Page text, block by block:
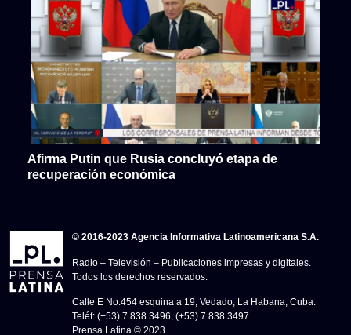
Afirma Putin que Rusia concluyó etapa de
recuperación económica
© 2016-2023 Agencia Informativa Latinoamericana S.A.
Radio – Televisión – Publicaciones impresas y digitales.
Todos los derechos reservados.
Calle E No.454 esquina a 19, Vedado, La Habana, Cuba.
Teléf: (+53) 7 838 3496, (+53) 7 838 3497
Prensa Latina © 2023 .